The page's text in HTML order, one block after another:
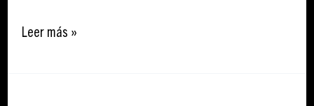
Leer más »